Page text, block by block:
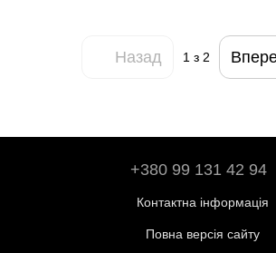
Назад 1 з 2
+380 99 131 42 94
Контактна інформація
Повна версія сайту